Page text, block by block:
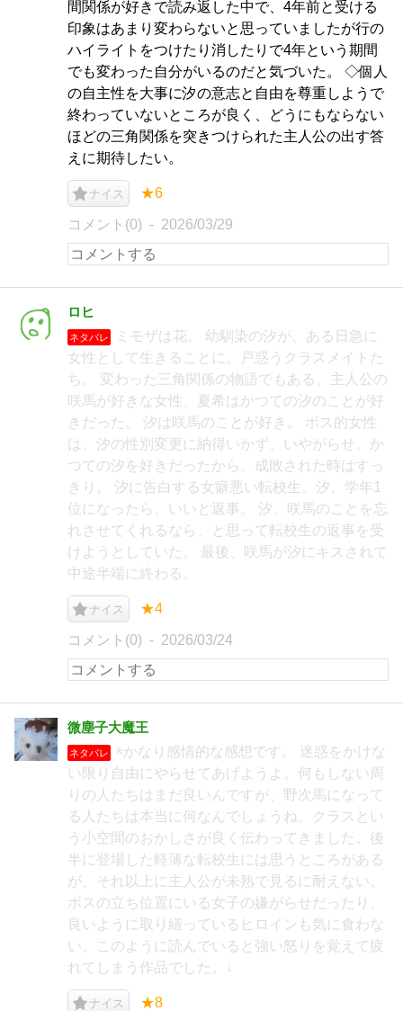
間関係が好きで読み返した中で、4年前と受ける
印象はあまり変わらないと思っていましたが行の
ハイライトをつけたり消したりで4年という期間
でも変わった自分がいるのだと気づいた。 ◇個人
の自主性を大事に汐の意志と自由を尊重しようで
終わっていないところが良く、どうにもならない
ほどの三角関係を突きつけられた主人公の出す答
えに期待したい。
ナイス ★6
コメント(0) 2026/03/29
ロヒ
ネタバレ
ミモザは花。 幼馴染の汐が、ある日急に
女性として生きることに。戸惑うクラスメイトた
ち。 変わった三角関係の物語でもある。主人公の
咲馬が好きな女性、夏希はかつての汐のことが好
きだった。 汐は咲馬のことが好き。 ボス的女性
は、汐の性別変更に納得いかず、いやがらせ。か
つての汐を好きだったから。成敗された時はすっ
きり。 汐に告白する女癖悪い転校生。汐、学年1
位になったら、いいと返事。 汐、咲馬のことを忘
れさせてくれるなら、と思って転校生の返事を受
けようとしていた。 最後、咲馬が汐にキスされて
中途半端に終わる。
ナイス ★4
コメント(0) 2026/03/24
微塵子大魔王
ネタバレ
※かなり感情的な感想です。 迷惑をかけな
い限り自由にやらせてあげようよ。何もしない周
りの人たちはまだ良いんですが、野次馬になって
る人たちは本当に何なんでしょうね。クラスとい
う小空間のおかしさが良く伝わってきました。後
半に登場した軽薄な転校生には思うところがある
が、それ以上に主人公が未熟で見るに耐えない。
ボスの立ち位置にいる女子の嫌がらせだったり、
良いように取り繕っているヒロインも気に食わな
い。このように読んでいると強い怒りを覚えて疲
れてしまう作品でした。↓
ナイス ★8